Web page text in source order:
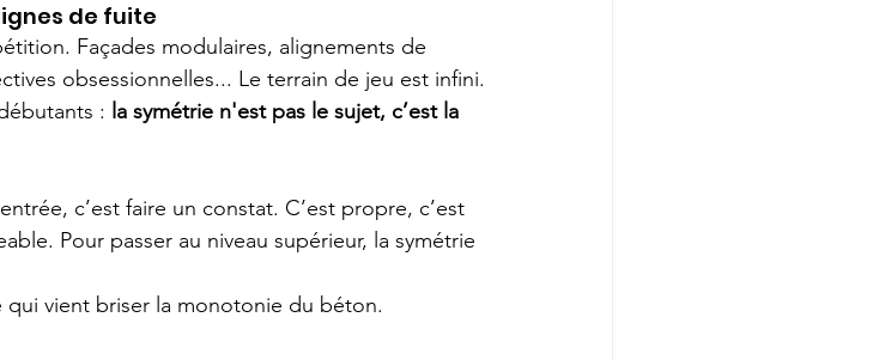
de fuite
Façades modulaires, alignements de
obsessionnelles... Le terrain de jeu est infini.
: la symétrie n'est pas le sujet, c’est la
c’est faire un constat. C’est propre, c’est
Pour passer au niveau supérieur, la symétrie
qui vient briser la monotonie du béton.